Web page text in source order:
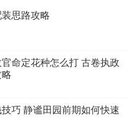
思路攻略
命定花种怎么打 古卷执政
巧 静谧田园前期如何快速